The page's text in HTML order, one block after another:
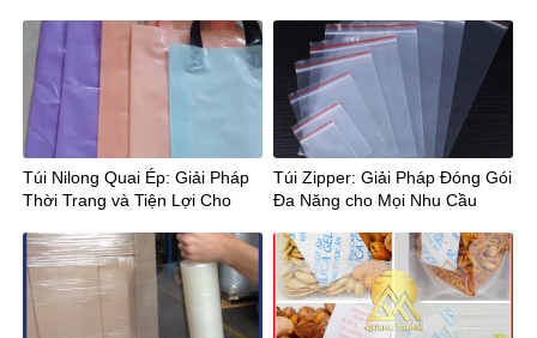
Túi Nilong Quai Ép: Giải Pháp
Thời Trang và Tiện Lợi Cho
Túi Zipper: Giải Pháp Đóng Gói
Đa Năng cho Mọi Nhu Cầu